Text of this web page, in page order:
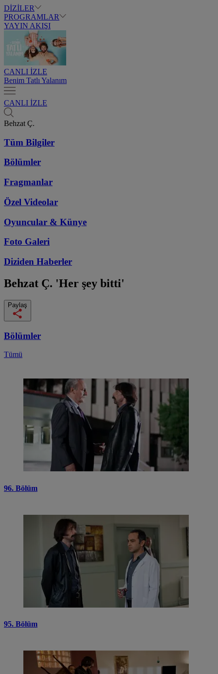
DİZİLER
PROGRAMLAR
YAYIN AKIŞI
CANLI İZLE
Benim Tatlı Yalanım
CANLI İZLE
Behzat Ç.
Tüm Bilgiler
Bölümler
Fragmanlar
Özel Videolar
Oyuncular & Künye
Foto Galeri
Diziden Haberler
Behzat Ç. 'Her şey bitti'
Paylaş
Bölümler
Tümü
96. Bölüm
95. Bölüm